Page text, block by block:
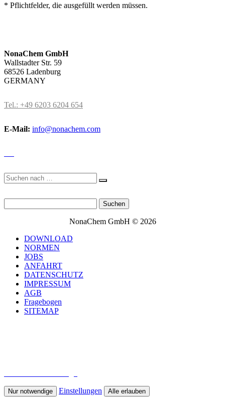
* Pflichtfelder, die ausgefüllt werden müssen.
NonaChem GmbH
Wallstadter Str. 59
68526 Ladenburg
GERMANY
Tel.: +49 6203 6204 654
E-Mail: info@nonachem.com
NonaChem GmbH © 2026
DOWNLOAD
NORMEN
JOBS
ANFAHRT
DATENSCHUTZ
IMPRESSUM
AGB
Fragebogen
SITEMAP
Nur notwendige Einstellungen Alle erlauben